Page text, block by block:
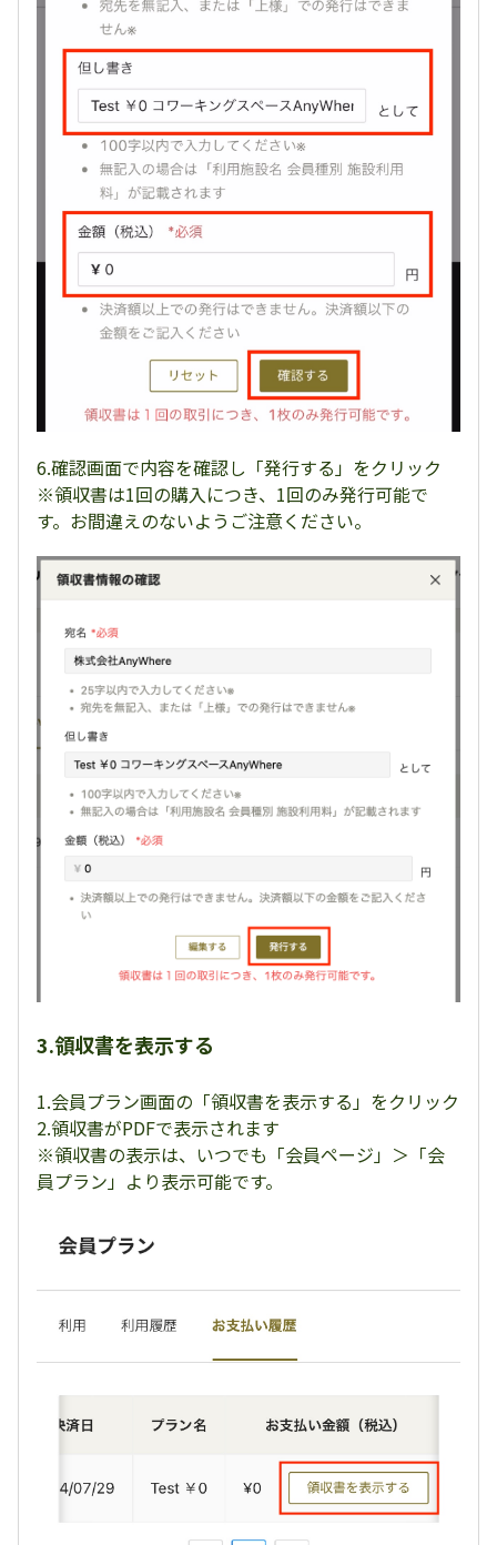
6.確認画面で内容を確認し「発行する」をクリック
※領収書は1回の購入につき、1回のみ発行可能で
す。お間違えのないようご注意ください。
3.領収書を表示する
1.会員プラン画面の「領収書を表示する」をクリック
2.領収書がPDFで表示されます
※領収書の表示は、いつでも「会員ページ」＞「会
員プラン」より表示可能です。